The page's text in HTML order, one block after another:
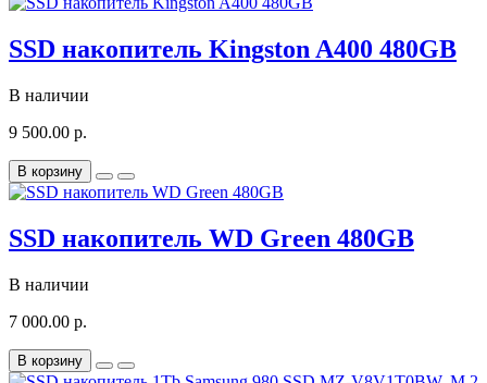
SSD накопитель Kingston A400 480GB
В наличии
9 500.00 р.
В корзину
SSD накопитель WD Green 480GB
В наличии
7 000.00 р.
В корзину